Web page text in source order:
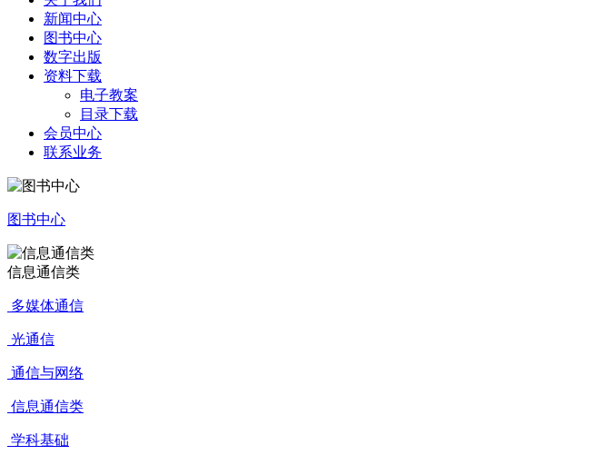
新闻中心
图书中心
数字出版
资料下载
电子教案
目录下载
会员中心
联系业务
图书中心
信息通信类
多媒体通信
光通信
通信与网络
信息通信类
学科基础